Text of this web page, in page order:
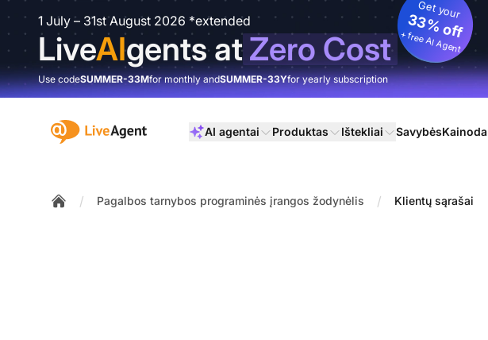
1 July – 31st August 2026 *extended
LiveAIgents atZero Cost
Get your
33% off
+ free AI Agent
Use codeSUMMER-33Mfor monthly andSUMMER-33Yfor yearly subscription
:site.title AI agentai Produktas Ištekliai Savybės
/ Pagalbos tarnybos programinės įrangos žodynėlis / Klientų sąrašai